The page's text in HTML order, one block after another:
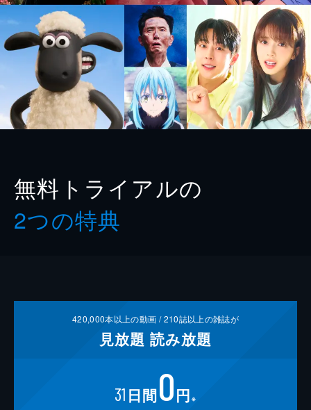
無料トライアルの
2つの特典
420,000本以上の動画 /210誌以上の雑誌が
見放題 読み放題
31 日間0円 ※